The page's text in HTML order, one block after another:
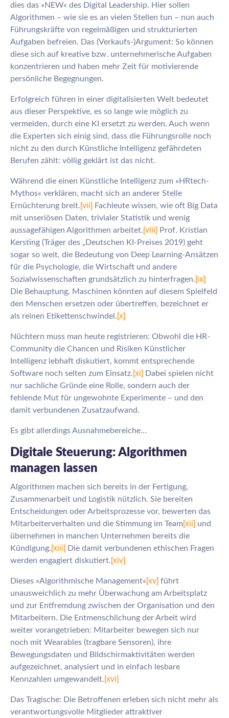
dies das »NEW« des Digital Leadership. Hier sollen
Algorithmen – wie sie es an vielen Stellen tun – nun auch
Führungskräfte von regelmäßigen und strukturierten
Aufgaben befreien. Das (Verkaufs-)Argument: So können
diese sich auf kreative bzw. unternehmerische Aufgaben
konzentrieren und haben mehr Zeit für motivierende
persönliche Begegnungen.
Erfolgreich führen in einer digitalisierten Welt bedeutet
aus dieser Perspektive, es so lange wie möglich zu
vermeiden, durch eine KI ersetzt zu werden. Auch wenn
die Experten sich einig sind, dass die Führungsrolle noch
nicht zu den durch Künstliche Intelligenz gefährdeten
Berufen zählt: völlig geklärt ist das nicht.
Während die einen Künstliche Intelligenz zum »HRtech-
Mythos« verklären, macht sich an anderer Stelle
Ernüchterung breit.[vii] Fachleute wissen, wie oft Big Data
mit unseriösen Daten, trivialer Statistik und wenig
aussagefähigen Algorithmen arbeitet.[viii] Prof. Kristian
Kersting (Träger des „Deutschen KI-Preises 2019) geht
sogar so weit, die Bedeutung von Deep Learning-Ansätzen
für die Psychologie, die Wirtschaft und andere
Sozialwissenschaften grundsätzlich zu hinterfragen.[ix]
Die Behauptung, Maschinen könnten auf diesem Spielfeld
den Menschen ersetzen oder übertreffen, bezeichnet er
als reinen Etikettenschwindel.[x]
Nüchtern muss man heute registrieren: Obwohl die HR-
Community die Chancen und Risiken Künstlicher
Intelligenz lebhaft diskutiert, kommt entsprechende
Software noch selten zum Einsatz.[xi] Dabei spielen nicht
nur sachliche Gründe eine Rolle, sondern auch der
fehlende Mut für ungewohnte Experimente – und den
damit verbundenen Zusatzaufwand.
Es gibt allerdings Ausnahmebereiche…
Digitale Steuerung: Algorithmen
managen lassen
Algorithmen machen sich bereits in der Fertigung,
Zusammenarbeit und Logistik nützlich. Sie bereiten
Entscheidungen oder Arbeitsprozesse vor, bewerten das
Mitarbeiterverhalten und die Stimmung im Team[xii] und
übernehmen in manchen Unternehmen bereits die
Kündigung.[xiii] Die damit verbundenen ethischen Fragen
werden engagiert diskutiert.[xiv]
Dieses »Algorithmische Management«[xv] führt
unausweichlich zu mehr Überwachung am Arbeitsplatz
und zur Entfremdung zwischen der Organisation und den
Mitarbeitern. Die Entmenschlichung der Arbeit wird
weiter vorangetrieben: Mitarbeiter bewegen sich nur
noch mit Wearables (tragbare Sensoren), ihre
Bewegungsdaten und Bildschirmaktivitäten werden
aufgezeichnet, analysiert und in einfach lesbare
Kennzahlen umgewandelt.[xvi]
Das Tragische: Die Betroffenen erleben sich nicht mehr als
verantwortungsvolle Mitglieder attraktiver